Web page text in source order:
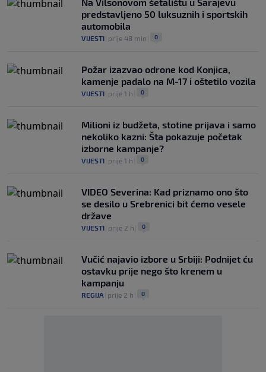
predstavljeno 50 luksuznih i sportskih
automobila
VIJESTI prije 48 min 0
Požar izazvao odrone kod Konjica,
kamenje padalo na M-17 i oštetilo vozila
VIJESTI prije 1 h 0
Milioni iz budžeta, stotine prijava i samo
nekoliko kazni: Šta pokazuje početak
izborne kampanje?
VIJESTI prije 1 h 0
VIDEO Severina: Kad priznamo ono što
se desilo u Srebrenici bit ćemo vesele
države
VIJESTI prije 2 h 0
Vučić najavio izbore u Srbiji: Podnijet ću
ostavku prije nego što krenem u
kampanju
REGIJA prije 2 h 0